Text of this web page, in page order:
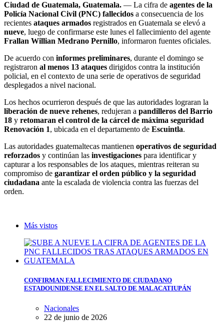
Ciudad de Guatemala, Guatemala. — La cifra de agentes de la
Policía Nacional Civil (PNC) fallecidos a consecuencia de los
recientes ataques armados registrados en Guatemala se elevó a
nueve, luego de confirmarse este lunes el fallecimiento del agente
Frallan Willian Medrano Pernillo, informaron fuentes oficiales.
De acuerdo con informes preliminares, durante el domingo se
registraron al menos 13 ataques dirigidos contra la institución
policial, en el contexto de una serie de operativos de seguridad
desplegados a nivel nacional.
Los hechos ocurrieron después de que las autoridades lograran la
liberación de nueve rehenes, redujeran a pandilleros del Barrio
18 y retomaran el control de la cárcel de máxima seguridad
Renovación 1, ubicada en el departamento de Escuintla.
Las autoridades guatemaltecas mantienen operativos de seguridad
reforzados y continúan las investigaciones para identificar y
capturar a los responsables de los ataques, mientras reiteran su
compromiso de garantizar el orden público y la seguridad
ciudadana ante la escalada de violencia contra las fuerzas del
orden.
Más vistos
CONFIRMAN FALLECIMIENTO DE CIUDADANO
ESTADOUNIDENSE EN EL SALTO DE MALACATIUPÁN
Nacionales
22 de junio de 2026